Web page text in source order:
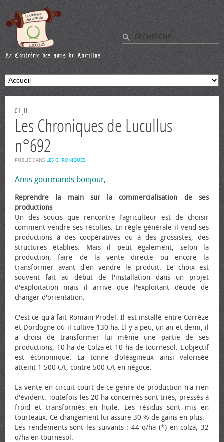
01 JUI
Les Chroniques de Lucullus
n°692
PUBLIÉ DANS LES CHRONIQUES.
Amis gourmands bonjour,
Reprendre la main sur la commercialisation de ses
productions
Un des soucis que rencontre l’agriculteur est de choisir
comment vendre ses récoltes. En règle générale il vend ses
productions à des coopératives ou à des grossistes, des
structures établies. Mais il peut également, selon la
production, faire de la vente directe ou encore la
transformer avant d'en vendre le produit. Le choix est
souvent fait au début de l'installation dans un projet
d'exploitation mais il arrive que l'exploitant décide de
changer d'orientation.
C'est ce qu'à fait Romain Prodel. Il est installé entre Corrèze
et Dordogne où il cultive 130 ha. Il y a peu, un an et demi, il
a choisi de transformer lui même une partie de ses
productions, 10 ha de Colza et 10 ha de tournesol. L'objectif
est économique. La tonne d’oléagineux ainsi valorisée
atteint 1 500 €/t, contre 500 €/t en négoce.
La vente en circuit court de ce genre de production n'a rien
d'évident. Toutefois les 20 ha concernés sont triés, pressés à
froid et transformés en huile. Les résidus sont mis en
tourteaux. Ce changement lui assure 30 % de gains en plus.
Les rendements sont les suivants : 44 q/ha (*) en colza, 32
q/ha en tournesol.